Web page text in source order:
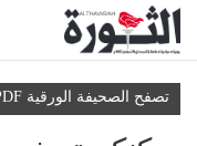
تصفح الصحيفة الورقية PDF